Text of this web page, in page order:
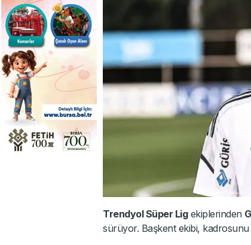
Trendyol Süper Ligekiplerinden
sürüyor. Başkent ekibi, kadrosunu